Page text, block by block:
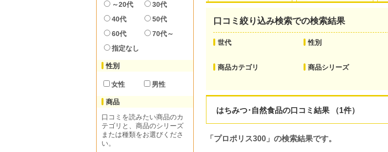
口コミ絞り込み検索での検索結果
世代
商品カテゴリ
性別
商品シリーズ
はちみつ･自然食品の口コミ結果 （1件）
「プロポリス300」の検索結果です。
～20代
30代
40代
50代
60代
70代～
指定なし
性別
女性 男性
商品
口コミを読みたい商品のカ
テゴリと、商品のシリーズ
または種類をお選びくださ
い。